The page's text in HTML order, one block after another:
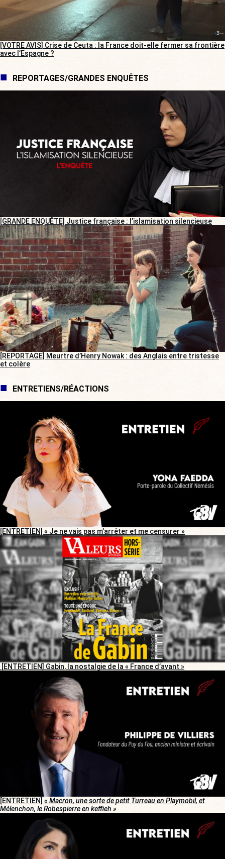
[VOTRE AVIS] Crise de Ceuta : la France doit-elle fermer sa frontière
avec l’Espagne ?
REPORTAGES/GRANDES ENQUÊTES
[GRANDE ENQUÊTE] Justice française : l’islamisation silencieuse
[REPORTAGE] Meurtre d’Henry Nowak : des Anglais entre tristesse
et colère
ENTRETIENS/RÉACTIONS
[ENTRETIEN] « Je ne vais pas m’arrêter et me censurer »
[ENTRETIEN] Gabin, la nostalgie de la « France d’avant »
[ENTRETIEN] « Macron, une sorte de petit Turreau en Playmobil, et
Mélenchon, le Robespierre en keffieh »